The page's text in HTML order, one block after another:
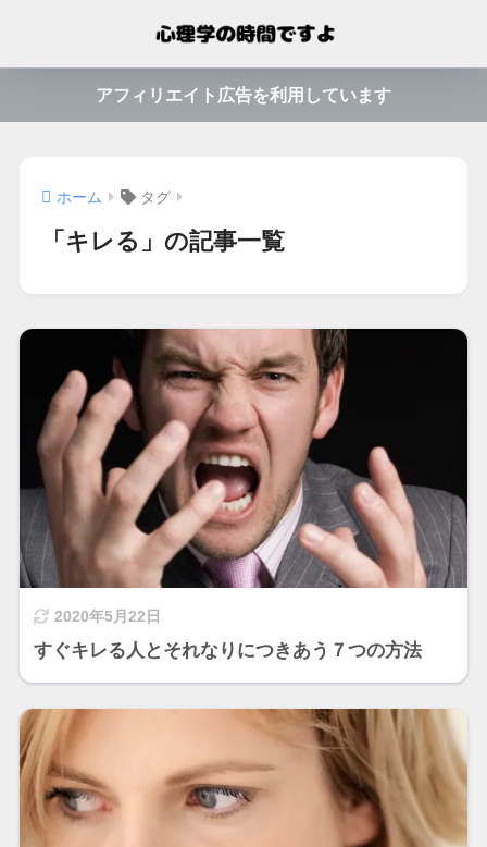
アフィリエイト広告を利用しています
ホーム タグ
「キレる」の記事一覧
2020年5月22日
すぐキレる人とそれなりにつきあう７つの方法